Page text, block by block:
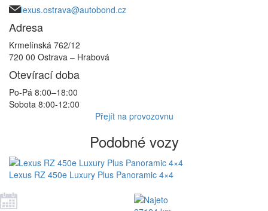
lexus.ostrava@autobond.cz
Adresa
Krmelínská 762/12
720 00 Ostrava – Hrabová
Otevírací doba
Po-Pá 8:00–18:00
Sobota 8:00-12:00
Přejít na provozovnu
Podobné vozy
Lexus RZ 450e Luxury Plus Panoramic 4×4